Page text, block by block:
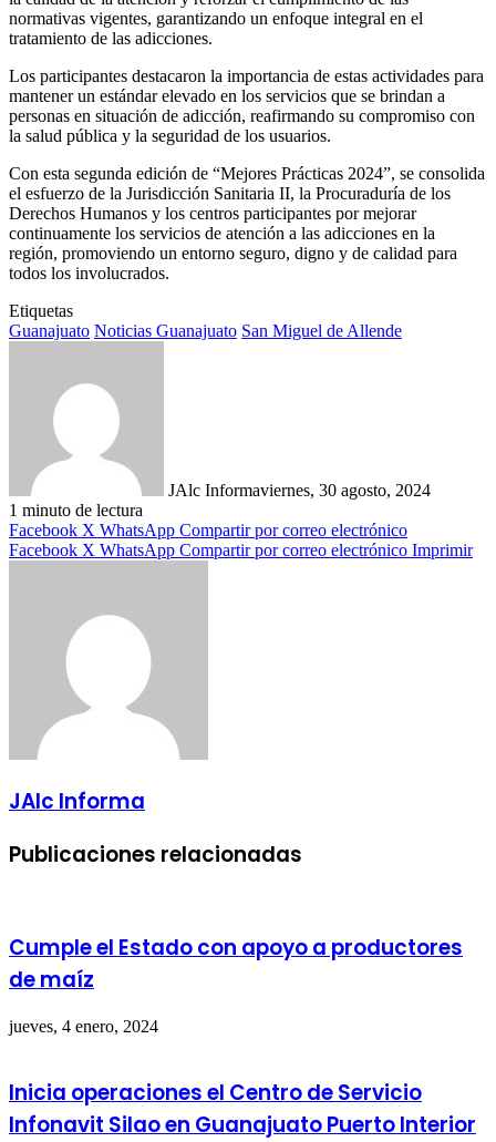
normativas vigentes, garantizando un enfoque integral en el
tratamiento de las adicciones.
Los participantes destacaron la importancia de estas actividades para
mantener un estándar elevado en los servicios que se brindan a
personas en situación de adicción, reafirmando su compromiso con
la salud pública y la seguridad de los usuarios.
Con esta segunda edición de “Mejores Prácticas 2024”, se consolida
el esfuerzo de la Jurisdicción Sanitaria II, la Procuraduría de los
Derechos Humanos y los centros participantes por mejorar
continuamente los servicios de atención a las adicciones en la
región, promoviendo un entorno seguro, digno y de calidad para
todos los involucrados.
Etiquetas
Guanajuato Noticias Guanajuato San Miguel de Allende
JAlc Informaviernes, 30 agosto, 2024
1 minuto de lectura
Facebook X WhatsApp Compartir por correo electrónico
Facebook X WhatsApp Compartir por correo electrónico Imprimir
JAlc Informa
Publicaciones relacionadas
Cumple el Estado con apoyo a productores
de maíz
jueves, 4 enero, 2024
Inicia operaciones el Centro de Servicio
Infonavit Silao en Guanajuato Puerto Interior